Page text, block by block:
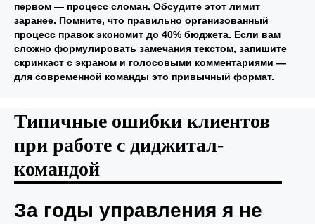
первом — процесс сломан. Обсудите этот лимит
заранее. Помните, что правильно организованный
процесс правок экономит до 40% бюджета. Если вам
сложно формулировать замечания текстом, запишите
скринкаст с экраном и голосовыми комментариями —
для современной команды это привычный формат.
Типичные ошибки клиентов
при работе с диджитал-
командой
За годы управления я не